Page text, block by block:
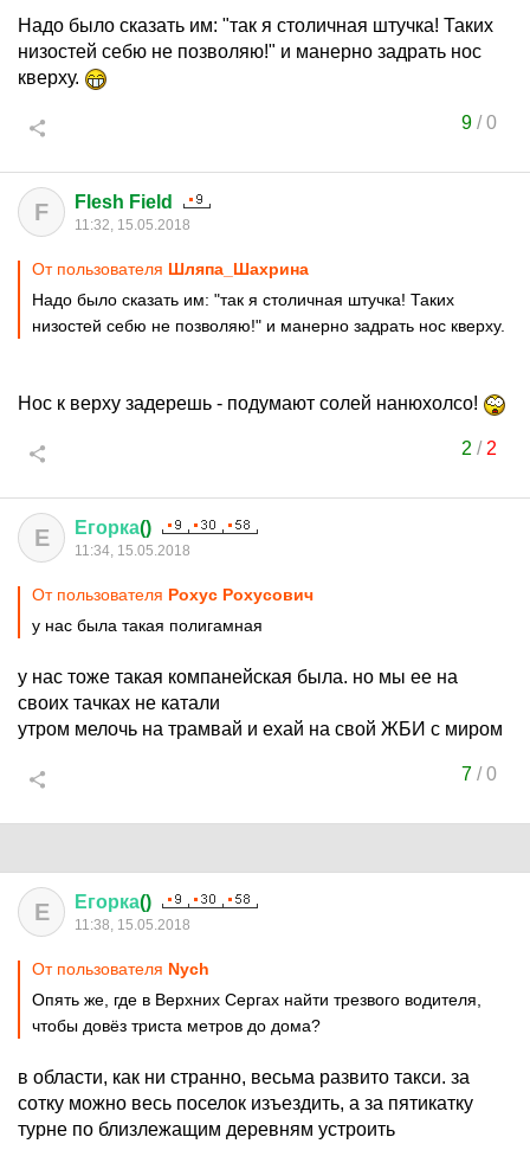
Надо было сказать им: "так я столичная штучка! Таких
низостей себю не позволяю!" и манерно задрать нос
кверху.
9/0
F Flesh Field
11:32, 15.05.2018
От пользователя Шляпа_Шахрина
Надо было сказать им: "так я столичная штучка! Таких
низостей себю не позволяю!" и манерно задрать нос кверху.
Нос к верху задерешь - подумают солей нанюхолсо!
2 / 2
Е Егорка()
11:34, 15.05.2018
От пользователя Рохус Рохусович
у нас была такая полигамная
у нас тоже такая компанейская была. но мы ее на
своих тачках не катали
утром мелочь на трамвай и ехай на свой ЖБИ с миром
7/0
Е Егорка()
11:38, 15.05.2018
От пользователя Nych
Опять же, где в Верхних Сергах найти трезвого водителя,
чтобы довёз триста метров до дома?
в области, как ни странно, весьма развито такси. за
сотку можно весь поселок изъездить, а за пятикатку
турне по близлежащим деревням устроить